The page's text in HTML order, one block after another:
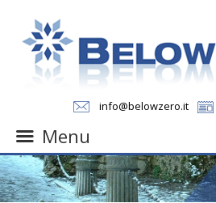
info@belowzero.it
Menu
Skip
to
content